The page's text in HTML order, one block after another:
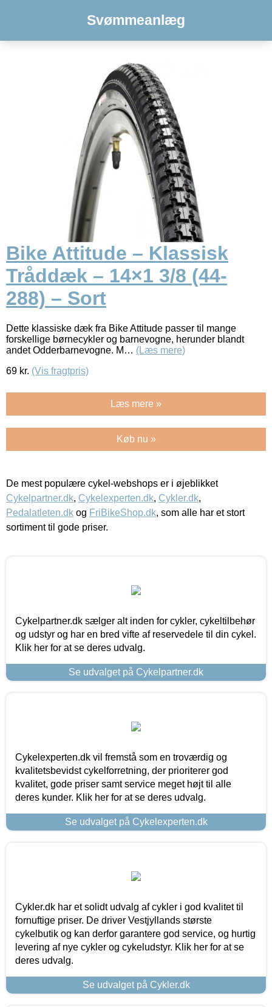
Svømmeanlæg
Bike Attitude – Klassisk
Tråddæk – 14×1 3/8 (44-
288) – Sort
Dette klassiske dæk fra Bike Attitude passer til mange
forskellige børnecykler og barnevogne, herunder blandt
andet Odderbarnevogne. M… (Læs mere)
69 kr. (Vis fragtpris)
Læs mere »
Køb nu »
De mest populære cykel-webshops er i øjeblikket
Cykelpartner.dk, Cykelexperten.dk, Cykler.dk,
Pedalatleten.dk og FriBikeShop.dk, som alle har et stort
sortiment til gode priser.
Cykelpartner.dk sælger alt inden for cykler, cykeltilbehør
og udstyr og har en bred vifte af reservedele til din cykel.
Klik her for at se deres udvalg.
Se udvalget på Cykelpartner.dk
Cykelexperten.dk vil fremstå som en troværdig og
kvalitetsbevidst cykelforretning, der prioriterer god
kvalitet, gode priser samt service meget højt til alle
deres kunder. Klik her for at se deres udvalg.
Se udvalget på Cykelexperten.dk
Cykler.dk har et solidt udvalg af cykler i god kvalitet til
fornuftige priser. De driver Vestjyllands største
cykelbutik og kan derfor garantere god service, og hurtig
levering af nye cykler og cykeludstyr. Klik her for at se
deres udvalg.
Se udvalget på Cykler.dk